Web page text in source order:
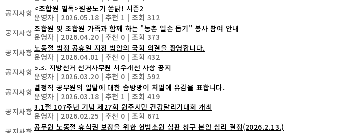
공지사항 <조합원 필독>원공노가 쏜닭! 시즌2
운영자 | 2026.05.18 | 추천 1 | 조회 312
공지사항 조합원 및 조합원 가족과 함께 하는 "농촌 일손 돕기" 봉사 참여 안내
운영자 | 2026.04.20 | 추천 0 | 조회 373
공지사항 노동절 법정 공휴일 지정 법안의 국회 의결을 환영합니다.
운영자 | 2026.04.01 | 추천 0 | 조회 432
공지사항 6.3. 지방선거 선거사무원 처우개선 사항 공지
운영자 | 2026.03.20 | 추천 0 | 조회 592
공지사항 별정직 공무원의 일탈에 대한 솜방망이 처벌에 유감을 표합니다.
운영자 | 2026.03.18 | 추천 1 | 조회 419
공지사항 3.1절 107주년 기념 제27회 원주시민 건강달리기대회 개최
운영자 | 2026.02.25 | 추천 0 | 조회 671
공지사항 공무원 노동절 휴식권 보장을 위한 헌법소원 심판 청구 본안 심리 결정(2026.2.13.)